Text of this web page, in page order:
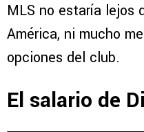
MLS no estaría lejos
América, ni mucho
opciones del club.
El salario de